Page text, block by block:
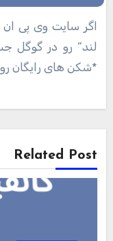
اگر سایت وی پی ان
لند” رو در گوگل
*شکن های رایگان
راهبری
Related Post